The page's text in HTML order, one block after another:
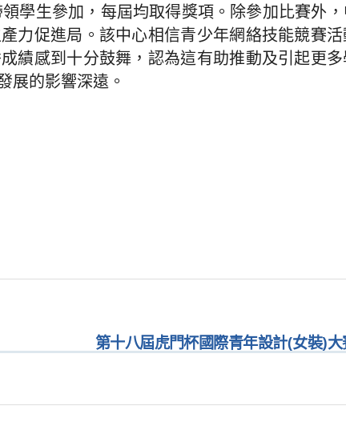
學生參加，每屆均取得獎項。除參加比賽外
力促進局。該中心相信青少年網絡技能競賽
績感到十分鼓舞，認為這有助推動及引起更
展的影響深遠。
第十八屆虎門杯國際青年設計(女裝)